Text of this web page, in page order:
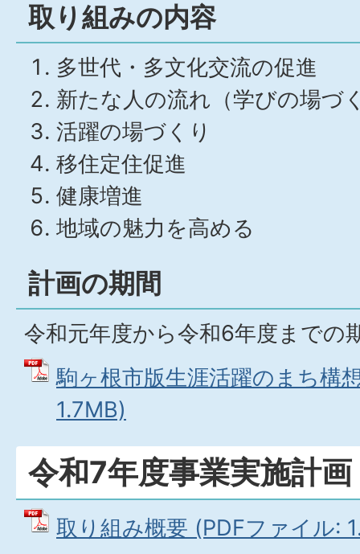
取り組みの内容
多世代・多文化交流の促進
新たな人の流れ（学びの場づ
活躍の場づくり
移住定住促進
健康増進
地域の魅力を高める
計画の期間
令和元年度から令和6年度までの
駒ヶ根市版生涯活躍のまち構
1.7MB)
令和7年度事業実施計画
取り組み概要 (PDFファイル: